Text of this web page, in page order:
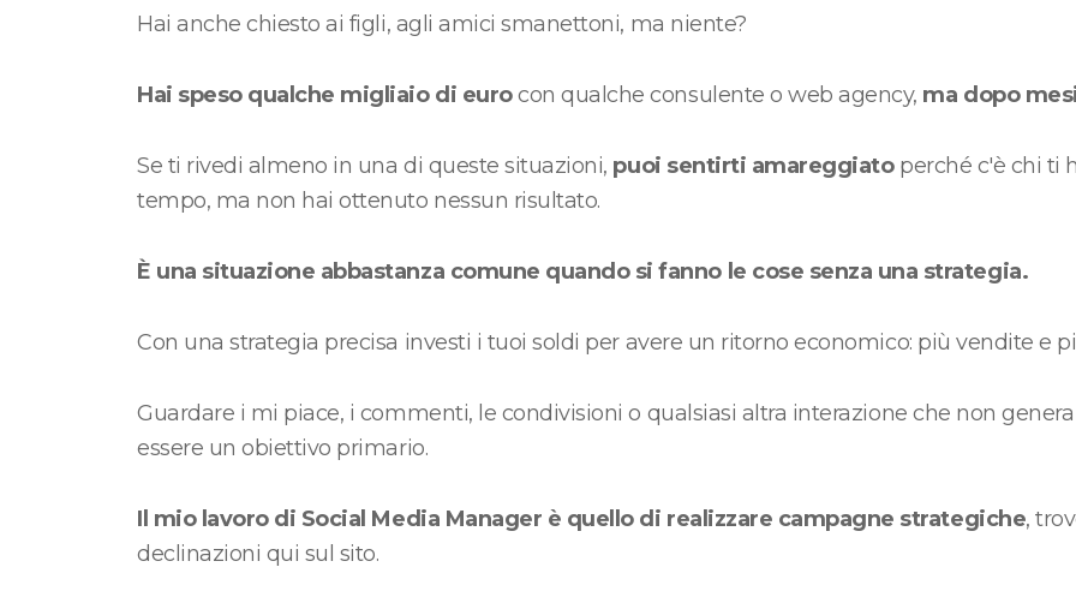
Hai anche chiesto ai figli, agli amici smanettoni, ma niente?
Hai speso qualche migliaio di eurocon qualche consulente o web agency, ma dopo
Se ti rivedi almeno in una di queste situazioni, puoi sentirti amareggiato perché c'è chi ti
tempo, ma non hai ottenuto nessun risultato.
È una situazione abbastanza comune quando si fanno le cose senza una strategia.
Con una strategia precisa investi i tuoi soldi per avere un ritorno economico: più vendite e
Guardare i mi piace, i commenti, le condivisioni o qualsiasi altra interazione che non
essere un obiettivo primario.
Il mio lavoro di Social Media Manager è quello di realizzare campagne strategiche,
declinazioni qui sul sito.